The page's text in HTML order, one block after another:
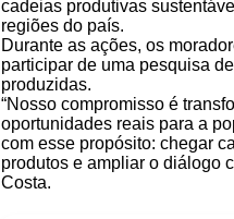
cadeias produtivas
regiões do país.
Durante as ações, os
participar de uma pesquisa
produzidas.
“Nosso compromisso é
oportunidades reais para a
com esse propósito: chegar
produtos e ampliar o diálogo
Costa.